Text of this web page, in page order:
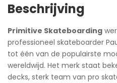
Beschrijving
Primitive Skateboarding
professioneel skateboarder
tot één van de populairste
wereldwijd. Het merk staat
decks, sterk team van pro